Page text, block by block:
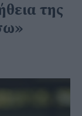
της